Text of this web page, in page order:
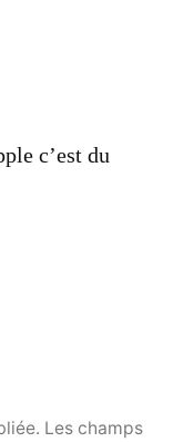
c’est du
Les champs